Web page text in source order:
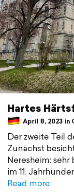
Hartes
April 8, 2023 in
Der zweite Teil
Zunächst
Neresheim:
im 11.
Read more